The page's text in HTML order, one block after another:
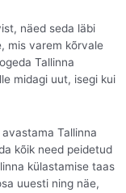
näed seda läbi
mis varem kõrvale
Tallinna
midagi uut, isegi kui
Tallinna
kõik need peidetud
külastamise taas
uuesti ning näe,